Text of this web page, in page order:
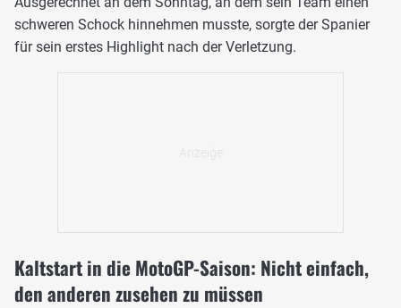
schweren Schock hinnehmen musste, sorgte der Spanier
für sein erstes Highlight nach der Verletzung.
Kaltstart in die MotoGP-Saison: Nicht einfach,
den anderen zusehen zu müssen